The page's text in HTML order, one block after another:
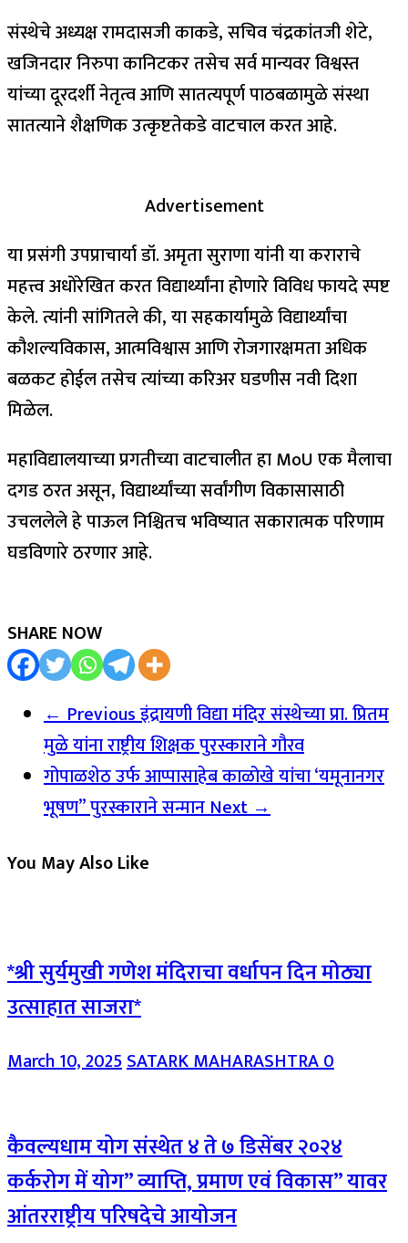
संस्थेचे अध्यक्ष रामदासजी काकडे, सचिव चंद्रकांतजी शेटे,
खजिनदार निरुपा कानिटकर तसेच सर्व मान्यवर विश्वस्त
यांच्या दूरदर्शी नेतृत्व आणि सातत्यपूर्ण पाठबळामुळे संस्था
सातत्याने शैक्षणिक उत्कृष्टतेकडे वाटचाल करत आहे.
Advertisement
या प्रसंगी उपप्राचार्या डॉ. अमृता सुराणा यांनी या कराराचे
महत्त्व अधोरेखित करत विद्यार्थ्यांना होणारे विविध फायदे स्पष्ट
केले. त्यांनी सांगितले की, या सहकार्यामुळे विद्यार्थ्यांचा
कौशल्यविकास, आत्मविश्वास आणि रोजगारक्षमता अधिक
बळकट होईल तसेच त्यांच्या करिअर घडणीस नवी दिशा
मिळेल.
महाविद्यालयाच्या प्रगतीच्या वाटचालीत हा MoU एक मैलाचा
दगड ठरत असून, विद्यार्थ्यांच्या सर्वांगीण विकासासाठी
उचललेले हे पाऊल निश्चितच भविष्यात सकारात्मक परिणाम
घडविणारे ठरणार आहे.
SHARE NOW
← Previousइंद्रायणी विद्या मंदिर संस्थेच्या प्रा. प्रितम
मुळे यांना राष्ट्रीय शिक्षक पुरस्काराने गौरव
गोपाळशेठ उर्फ आप्पासाहेब काळोखे यांचा ‘यमूनानगर
भूषण” पुरस्काराने सन्मानNext →
You May Also Like
*श्री सुर्यमुखी गणेश मंदिराचा वर्धापन दिन मोठ्या
उत्साहात साजरा*
March 10, 2025SATARK MAHARASHTRA0
कैवल्यधाम योग संस्थेत ४ ते ७ डिसेंबर २०२४
कर्करोग में योग” व्याप्ति, प्रमाण एवं विकास” यावर
आंतरराष्ट्रीय परिषदेचे आयोजन